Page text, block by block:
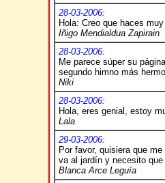
28-03-2006:
Hola: Creo que haces
Iñigo Mendialdua Zapirain
28-03-2006:
Me parece súper su
segundo himno más
Niki
28-03-2006:
Hola, eres genial, estoy
Lala
29-03-2006:
Por favor, quisiera que
va al jardín y necesito
Blanca Arce Leguía